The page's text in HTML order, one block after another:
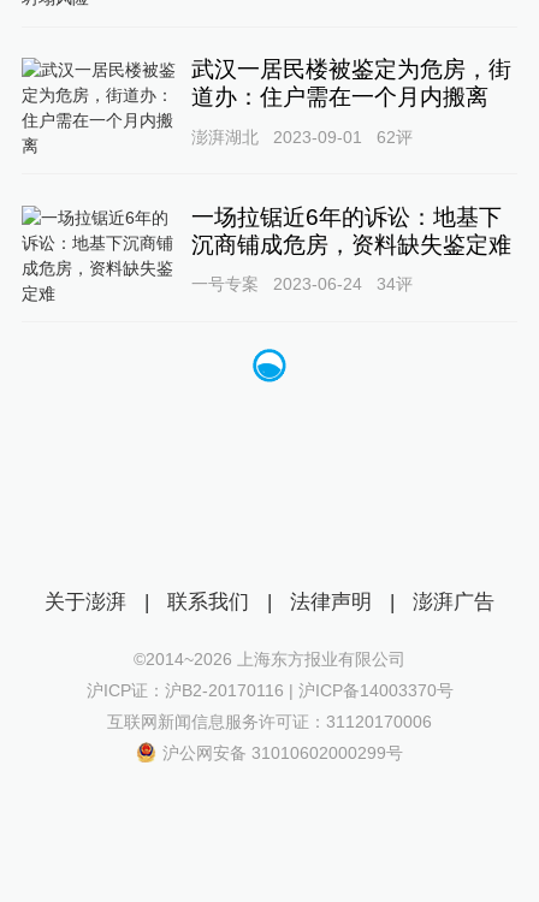
武汉一居民楼被鉴定为危房，街
道办：住户需在一个月内搬离
澎湃湖北 2023-09-01 62评
一场拉锯近6年的诉讼：地基下
沉商铺成危房，资料缺失鉴定难
一号专案 2023-06-24 34评
关于澎湃 | 联系我们 | 法律声明 | 澎湃广告
©2014~2026 上海东方报业有限公司
沪ICP证：沪B2-20170116 | 沪ICP备14003370号
互联网新闻信息服务许可证：31120170006
沪公网安备 31010602000299号